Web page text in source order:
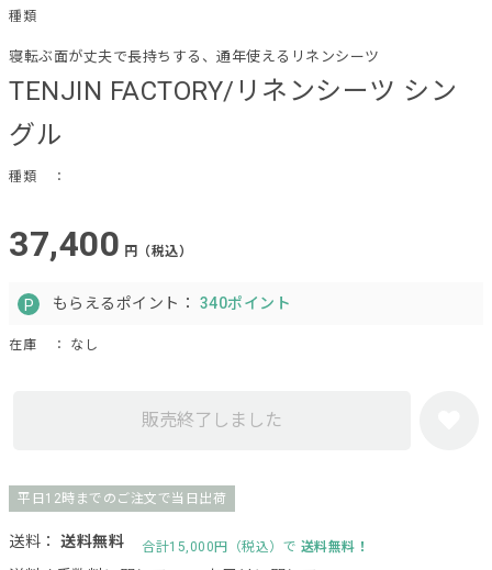
TENJIN FACTORY/リネンシーツ シン
グル
寝転ぶ面が丈夫で長持ちする、通年使えるリネンシーツ
種類 ：
37,400 円（税込）
もらえるポイント： 340ポイント
在庫 ： なし
販売終了しました
平日12時までのご注文で当日出荷
送料： 送料無料 合計15,000円（税込）で 送料無料！
種類